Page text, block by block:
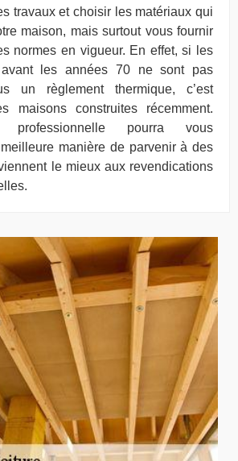
travaux et choisir les matériaux qui
maison, mais surtout vous fournir
normes en vigueur. En effet, si les
les années 70 ne sont pas
un règlement thermique, c’est
maisons construites récemment.
professionnelle pourra vous
manière de parvenir à des
le mieux aux revendications